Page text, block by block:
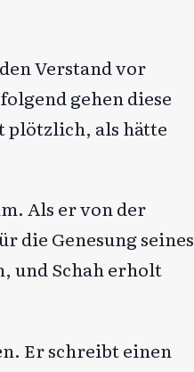
Verstand vor
gehen diese
plötzlich, als hätte
Als er von der
die Genesung seines
und Schah erholt
Er schreibt einen